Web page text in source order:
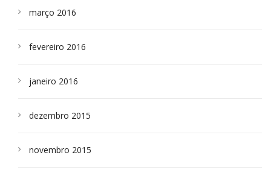
março 2016
fevereiro 2016
janeiro 2016
dezembro 2015
novembro 2015